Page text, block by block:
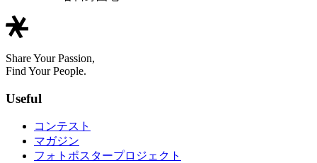
Share Your Passion,
Find Your People.
Useful
コンテスト
マガジン
フォトポスタープロジェクト